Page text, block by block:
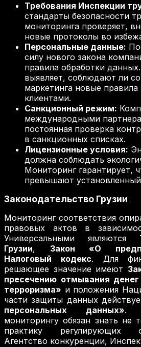
Требования Инспекции
стандарты безопасности
мониторинга проверяет,
новые протоколы во
Персональные данные:
силу нового закона
правила обработки
выявляет, соблюдают ли
маркетинга новые
клиентами.
Санкционный режим:
международными
постоянная проверка
в санкционных списках.
Лицензионные условия:
должна соблюдать
Мониторинг гарантирует,
превышают
Законодательство Грузии
Мониторинг соответствия
правовых актов в
Универсальными являются
Грузии, Закон «О
Налоговый кодекс. Для
решающее значение имеют
пресечению отмывания
терроризма» и положения
части защиты данных
персональных данных».
мониторингу обязан знать не
практику регулирующих
Агентство конкуренции,